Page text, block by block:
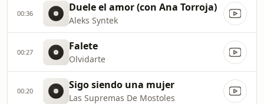
00:36 Duele el amor (con Ana Torroja)
Aleks Syntek
00:27 Falete
Olvidarte
00:20 Sigo siendo una mujer
Las Supremas De Mostoles